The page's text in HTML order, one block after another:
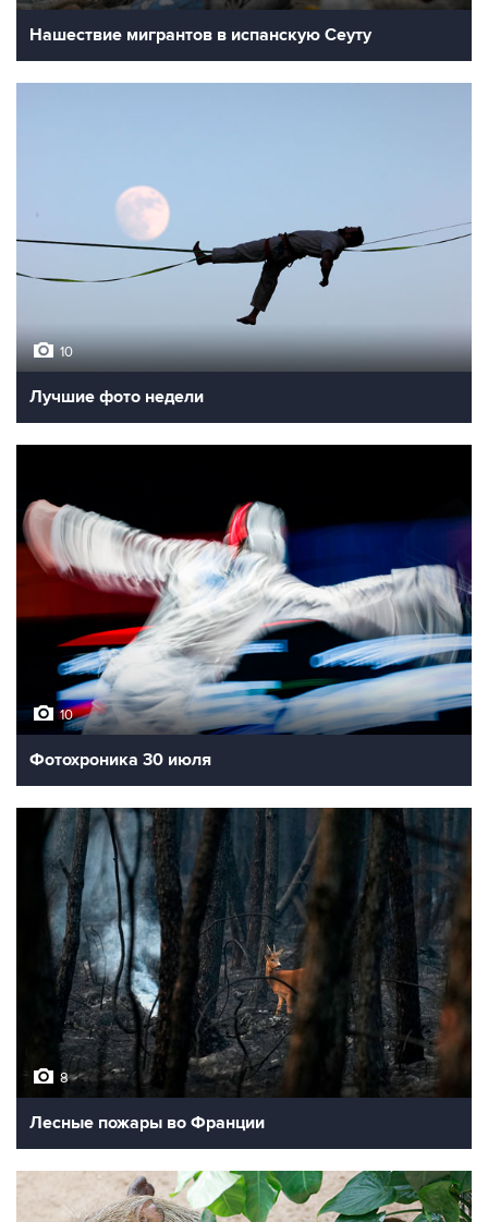
Нашествие мигрантов в испанскую Сеуту
10
Лучшие фото недели
10
Фотохроника 30 июля
8
Лесные пожары во Франции